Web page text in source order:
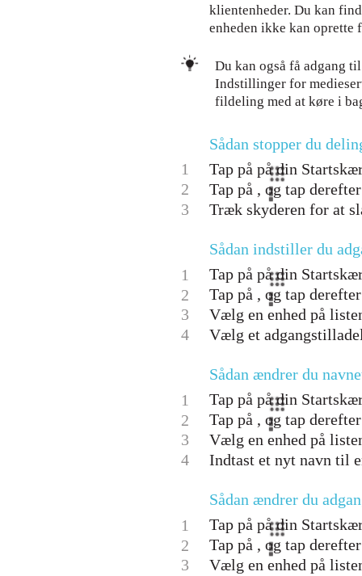
klientenheder. Du kan
enheden ikke kan
Du kan også få adgang
Indstillinger for
fildeling med at køre i
Sådan stopper du
1
Tap på på din
2
Tap på , og tap
3
Træk skyderen for at
Sådan indstiller du
1
Tap på på din
2
Tap på , og tap
3
Vælg en enhed på
4
Vælg et
Sådan ændrer du
1
Tap på på din
2
Tap på , og tap
3
Vælg en enhed på
4
Indtast et nyt navn til
Sådan ændrer du
1
Tap på på din
2
Tap på , og tap
3
Vælg en enhed på